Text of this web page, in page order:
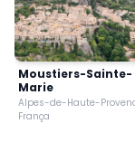
Moustiers-Sainte-
Marie
Alpes-de-Haute-
França